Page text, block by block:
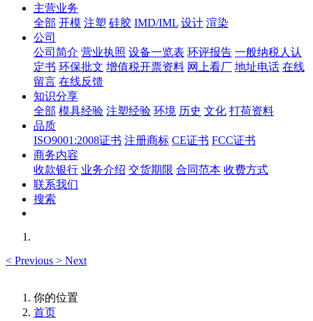
主营业务
全部 开模 注塑 硅胶 IMD/IML 设计 渲染
公司
公司简介 营业执照 设备一览表 环评报告 一般纳税人认
定书 环保批文 增值税开票资料 网上看厂 地址电话 在线
留言 在线反馈
知识分享
全部 模具经验 注塑经验 环境 历史 文化 打荷资料
品质
ISO9001:2008证书 注册商标 CE证书 FCC证书
商务内容
收款银行 业务介绍 交货期限 合同范本 收费方式
联系我们
搜索
< Previous > Next
你的位置
首页